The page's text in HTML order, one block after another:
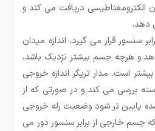
الکترومغناطیسی دریافت می کند و
دهد.
سنسور قرار می گیرد، اندازه میدان
و هرچه جسم بیشتر نزدیک باشد،
است. مدار تریگر اندازه خروجی
بررسی می کند و در صورتی که از
پایین تر شود وضعیت رله خروجی
جسم خارجی از برابر سنسور دور می